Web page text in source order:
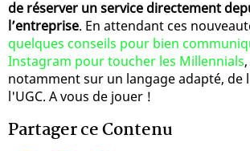
de réserver un service directement
l’entreprise. En attendant ces
quelques conseils pour bien
Instagram pour toucher les Millennials
notamment sur un langage adapté, de
l'UGC. A vous de jouer !
Partager ce Contenu